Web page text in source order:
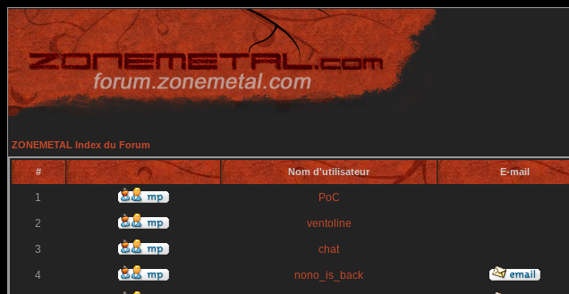
ZONEMETAL Index du Forum
# Nom d'utilisateur E-mail
1 PoC
2 ventoline
3 chat
4 nono_is_back